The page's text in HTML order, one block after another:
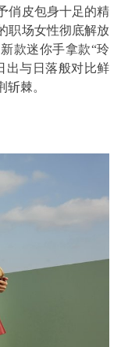
俏皮包身十足的精
职场女性彻底解放
款迷你手拿款“玲
出与日落般对比鲜
棘。